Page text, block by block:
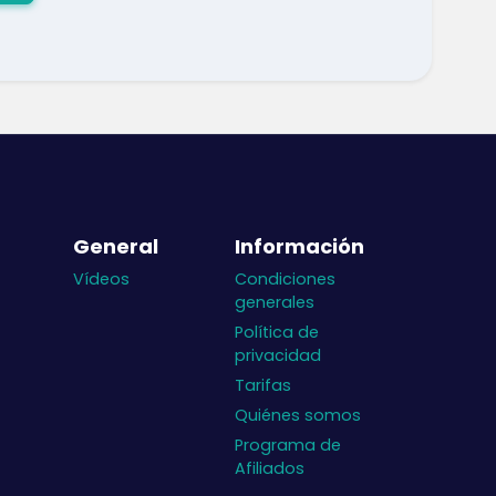
General
Vídeos
Información
Condiciones
generales
Política de
privacidad
Tarifas
Quiénes somos
Programa de
Afiliados